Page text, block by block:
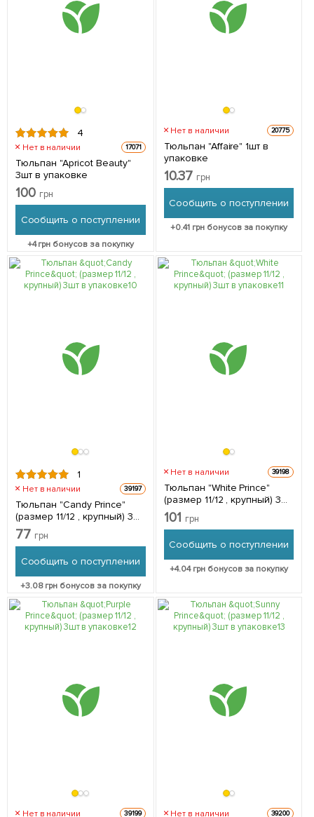
4
Нет в наличии 17071
Тюльпан "Apricot Beauty"
3шт в упаковке
100 грн
Сообщить о поступлении
+4грн бонусов за покупку
Нет в наличии 20775
Тюльпан "Affaire" 1шт в
упаковке
10.37 грн
Сообщить о поступлении
+0.41грн бонусов за покупку
1
Нет в наличии 39197
Тюльпан "Candy Prince"
(размер 11/12 , крупный) 3шт
в упаковке
77 грн
Сообщить о поступлении
+3.08грн бонусов за покупку
Нет в наличии 39198
Тюльпан "White Prince"
(размер 11/12 , крупный) 3шт
в упаковке
101 грн
Сообщить о поступлении
+4.04грн бонусов за покупку
Нет в наличии 39199 Нет в наличии 39200